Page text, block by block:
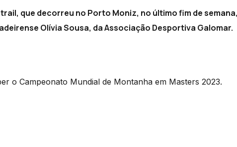
que decorreu no Porto Moniz, no último fim de
Olívia Sousa, da Associação Desportiva Galomar.
o Campeonato Mundial de Montanha em Masters 2023.